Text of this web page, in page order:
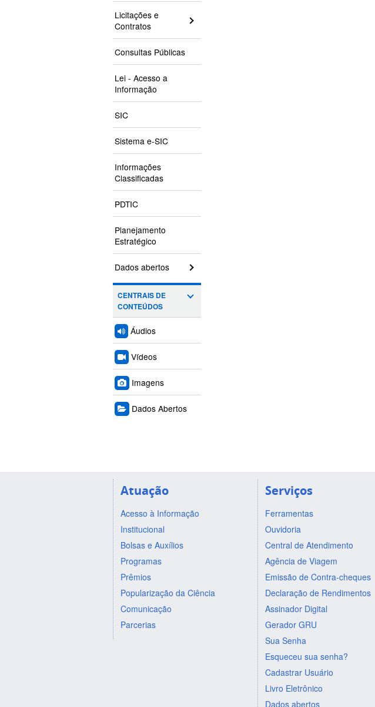
Licitações e
Contratos
Consultas Públicas
Lei - Acesso a
Informação
SIC
Sistema e-SIC
Informações
Classificadas
PDTIC
Planejamento
Estratégico
Dados abertos
CENTRAIS DE
CONTEÚDOS
Áudios
Vídeos
Imagens
Dados Abertos
Atuação
Acesso à Informação
Institucional
Bolsas e Auxílios
Programas
Prêmios
Popularização da Ciência
Comunicação
Parcerias
Serviços
Ferramentas
Ouvidoria
Central de Atendimento
Agência de Viagem
Emissão de Contra-cheques
Declaração de Rendimentos
Assinador Digital
Gerador GRU
Sua Senha
Esqueceu sua senha?
Cadastrar Usuário
Livro Eletrônico
Dados abertos